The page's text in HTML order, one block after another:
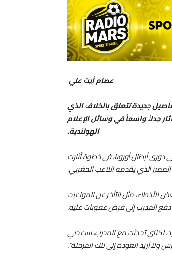
عصام أيت علي
جديدة تتعلق بالخلاف الذي
جدلاً واسعاً في وسائل الإعلام
الهولندية.
أبطال أوروبا، في خطوة أثارت
الذي يقدمه اللاعب المغربي.
الأخطاء، مثل التأخر عن المواعيد،
المدرب إلى فرض عقوبات عليه.
لكنني تحدثت مع المدرب، ساعدني
أريد العودة إلى تلك المرحلة”.